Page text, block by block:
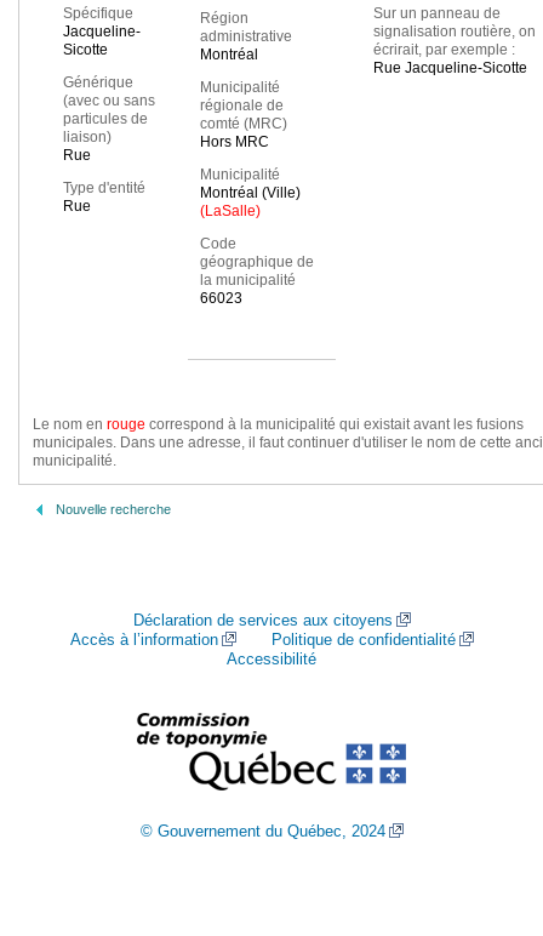
Spécifique
Jacqueline-
Sicotte
Générique
(avec ou sans
particules de
liaison)
Rue
Type d'entité
Rue
Région
administrative
Montréal
Municipalité
régionale de
comté (MRC)
Hors MRC
Municipalité
Montréal (Ville)
(LaSalle)
Code
géographique de
la municipalité
66023
Sur un panneau de
signalisation routière, on
écrirait, par exemple :
Rue Jacqueline-Sicotte
Le nom en rouge correspond à la municipalité qui existait avant les fusions
municipales. Dans une adresse, il faut continuer d'utiliser le nom de cette
municipalité.
Nouvelle recherche
Déclaration de services aux citoyens
Accès à l’information
Politique de confidentialité
Accessibilité
© Gouvernement du Québec, 2024